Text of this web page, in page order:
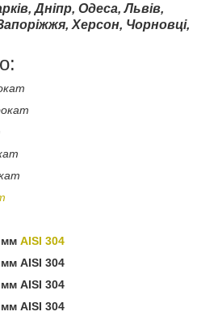
Дніпр, Одеса, Львів,
Херсон, Чорновці,
мм AISI 304
AISI 304
AISI 304
AISI 304